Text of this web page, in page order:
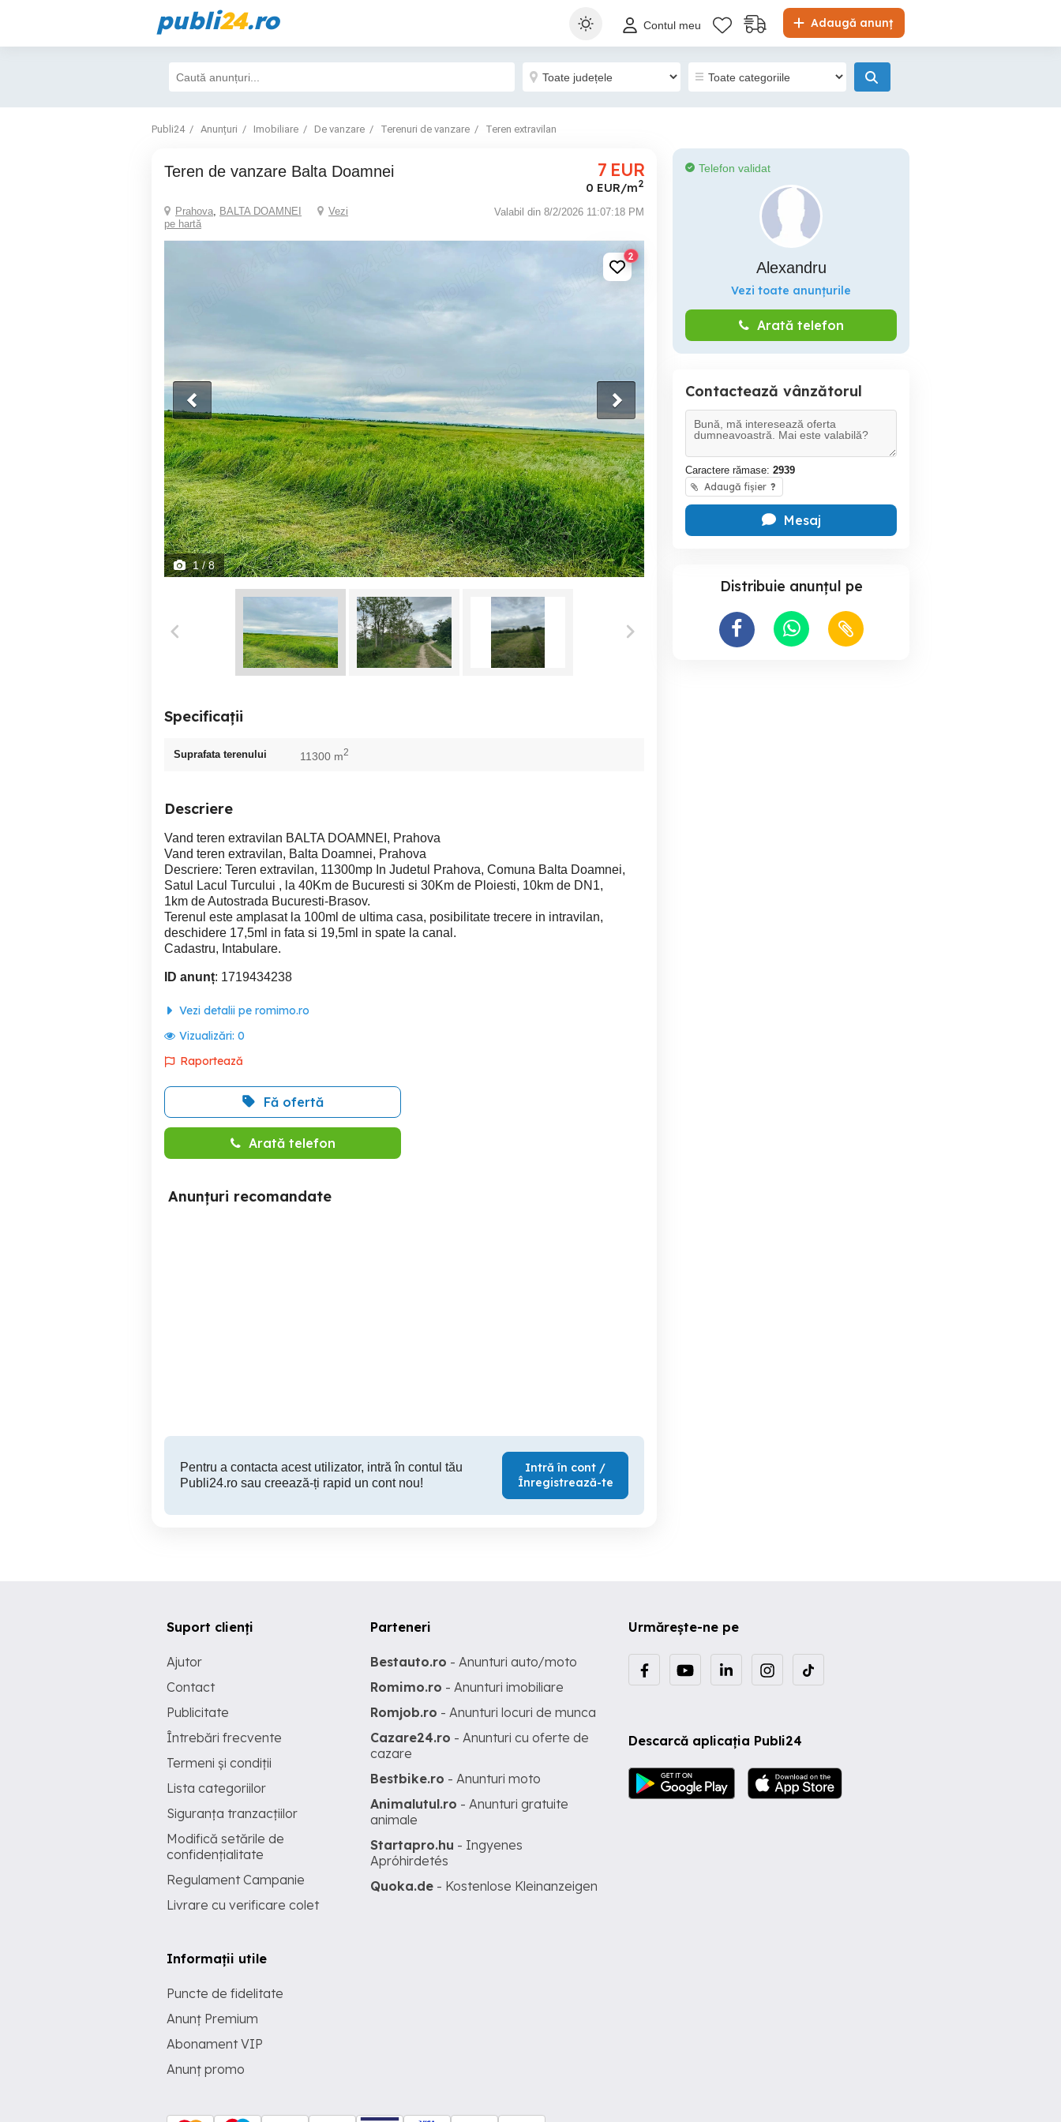
publi24.ro Adaugă anunț
Contul meu
Publi24 Anunțuri Imobiliare De vanzare Terenuri de vanzare Teren extravilan
Teren de vanzare Balta Doamnei 7 EUR
0 EUR/m2
Prahova BALTA DOAMNEI
Vezi
pe hartă
Valabil din 8/2/2026 11:07:18 PM
2
1/ 8
Specificații
Suprafata terenului 11300 m2
Descriere
Vand teren extravilan BALTA DOAMNEI, Prahova
Vand teren extravilan, Balta Doamnei, Prahova
Descriere: Teren extravilan, 11300mp In Judetul Prahova, Comuna Balta Doamnei,
Satul Lacul Turcului , la 40Km de Bucuresti si 30Km de Ploiesti, 10km de DN1,
1km de Autostrada Bucuresti-Brasov.
Terenul este amplasat la 100ml de ultima casa, posibilitate trecere in intravilan,
deschidere 17,5ml in fata si 19,5ml in spate la canal.
Cadastru, Intabulare.
ID anunț: 1719434238
Vezi detalii pe romimo.ro
Vizualizări: 0
Raportează
Fă ofertă
Arată telefon
Anunțuri recomandate
Pentru a contacta acest utilizator, intră în contul tău
Publi24.ro sau creează-ți rapid un cont nou!
Intră în cont /
Înregistrează-te
Telefon validat
Alexandru
Vezi toate anunțurile
Arată telefon
Contactează vânzătorul
Caractere rămase: 2939
Adaugă fișier ?
Mesaj
Distribuie anunțul pe
Urmărește-ne pe
Descarcă aplicația Publi24
Suport clienți
Ajutor
Contact
Publicitate
Întrebări frecvente
Termeni și condiții
Lista categoriilor
Siguranța tranzacțiilor
Modifică setările de
confidențialitate
Regulament Campanie
Livrare cu verificare colet
Informații utile
Puncte de fidelitate
Anunț Premium
Abonament VIP
Anunț promo
Parteneri
Bestauto.ro - Anunturi auto/moto
Romimo.ro - Anunturi imobiliare
Romjob.ro - Anunturi locuri de munca
Cazare24.ro - Anunturi cu oferte de
cazare
Bestbike.ro - Anunturi moto
Animalutul.ro - Anunturi gratuite
animale
Startapro.hu - Ingyenes
Apróhirdetés
Quoka.de - Kostenlose Kleinanzeigen